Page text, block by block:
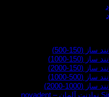
(150-500)
(150-1000)
(150-2000)
(500-1000)
2000)